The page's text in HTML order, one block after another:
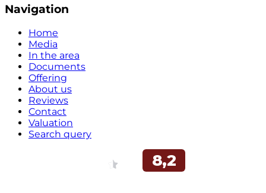
Navigation
Home
Media
In the area
Documents
Offering
About us
Reviews
Contact
Valuation
Search query